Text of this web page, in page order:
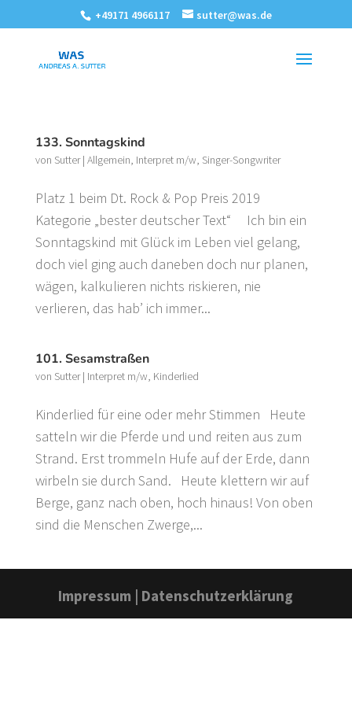
+49171 4966117 sutter@was.de
133. Sonntagskind
von Sutter| Allgemein, Interpret m/w, Singer-Songwriter
Platz 1 beim Dt. Rock & Pop Preis 2019
Kategorie „bester deutscher Text“ Ich bin ein
Sonntagskind mit Glück im Leben viel gelang,
doch viel ging auch daneben doch nur planen,
wägen, kalkulieren nichts riskieren, nie
verlieren, das hab’ ich immer...
101. Sesamstraßen
von Sutter| Interpret m/w, Kinderlied
Kinderlied für eine oder mehr Stimmen Heute
satteln wir die Pferde und und reiten aus zum
Strand. Erst trommeln Hufe auf der Erde, dann
wirbeln sie durch Sand. Heute klettern wir auf
Berge, ganz nach oben, hoch hinaus! Von oben
sind die Menschen Zwerge,...
Impressum | Datenschutzerklärung